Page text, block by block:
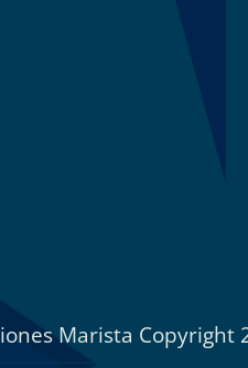
Marista Copyright